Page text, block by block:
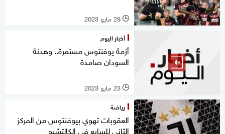
l 28 مايو 2023
أخبار اليوم
أزمة يوفنتوس مستمرة.. وهدنة
السودان صامدة
l 23 مايو 2023
رياضة
العقوبات تهوي بيوفنتوس من المركز
الثاني للسابع في الكالتشيو